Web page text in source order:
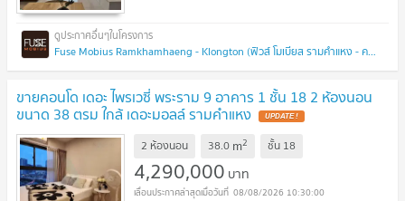
Fuse Mobius Ramkhamhaeng - Klongton (ฟิวส์ โมเบียส รามคำแหง - คลองตัน)
ขายคอนโด เดอะ ไพรเวซี่ พระราม 9 อาคาร 1 ชั้น 18 2 ห้องนอน
ขนาด 38 ตรม ใกล้ เดอะมอลล์ รามคำแหง UPDATE !
2 ห้องนอน 38.0 m2 ชั้น 18
4,290,000 บาท
08/08/2026 10:30:00